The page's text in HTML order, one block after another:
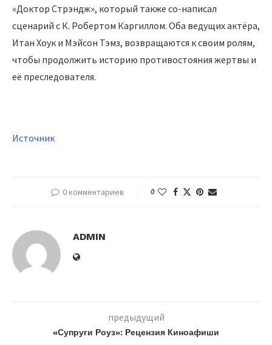
«Доктор Стрэндж», который также co-написал
сценарий с К. Робертом Каргиллом. Оба ведущих актёра,
Итан Хоук и Мэйсон Тэмз, возвращаются к своим ролям,
чтобы продолжить историю противостояния жертвы и
её преследователя.
Источник
0 комментариев 0
ADMIN
предыдущий
«Супруги Роуз»: Рецензия Киноафиши